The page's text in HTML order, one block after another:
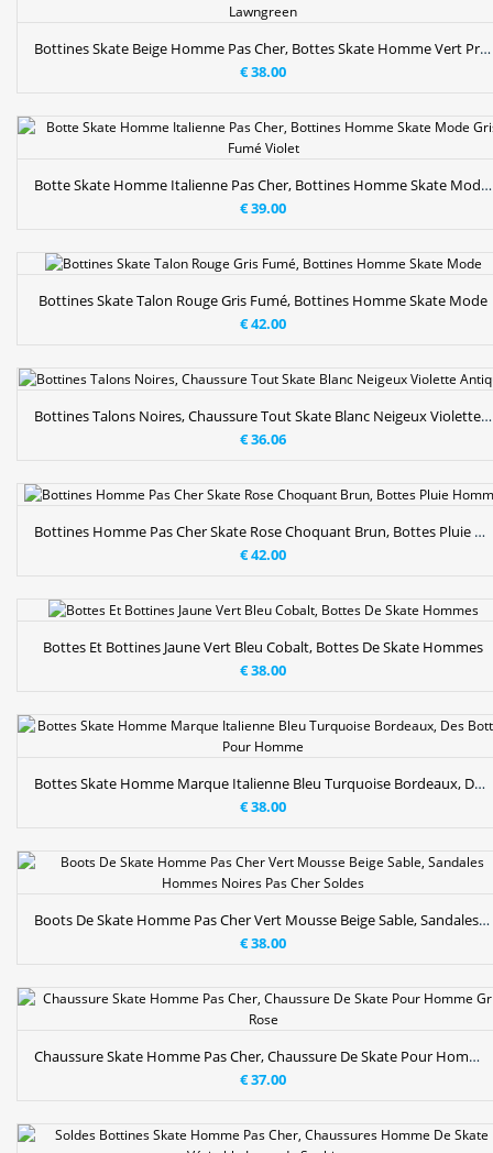
Bottines Skate Beige Homme Pas Cher, Bottes Skate Homme Vert Printanier Lawngreen
€ 38.00
Botte Skate Homme Italienne Pas Cher, Bottines Homme Skate Mode Gris Fumé Violet
€ 39.00
Bottines Skate Talon Rouge Gris Fumé, Bottines Homme Skate Mode
€ 42.00
Bottines Talons Noires, Chaussure Tout Skate Blanc Neigeux Violette Antique
€ 36.06
Bottines Homme Pas Cher Skate Rose Choquant Brun, Bottes Pluie Homme
€ 42.00
Bottes Et Bottines Jaune Vert Bleu Cobalt, Bottes De Skate Hommes
€ 38.00
Bottes Skate Homme Marque Italienne Bleu Turquoise Bordeaux, Des Bottes Pour Homme
€ 38.00
Boots De Skate Homme Pas Cher Vert Mousse Beige Sable, Sandales Hommes Noires Pas Cher Soldes
€ 38.00
Chaussure Skate Homme Pas Cher, Chaussure De Skate Pour Homme Gris Rose
€ 37.00